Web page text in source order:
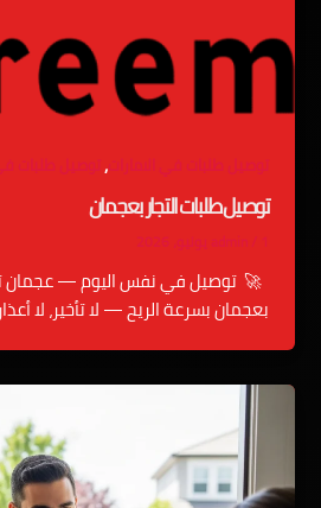
توصيل طلبات في الامارات,توصيل طلبات
توصيل طلبات التجار بعجمان
admin/ 1 يونيو، 2026
🚀 توصيل في نفس اليوم — عجمان
بعجمان بسرعة الريح — لا تأخير، لا